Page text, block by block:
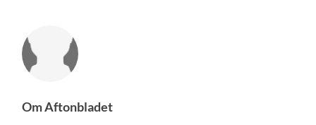
Om Aftonbladet